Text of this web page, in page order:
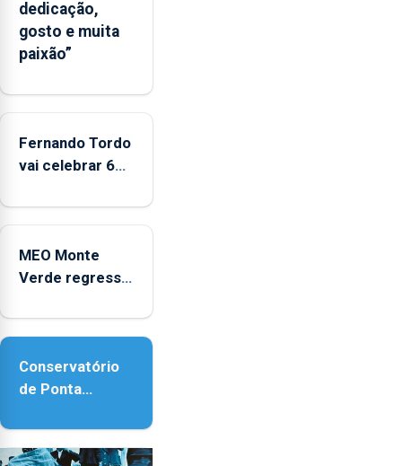
da
CPUE
entre
e
dedicação,
gosto e muita
paixão”
Fernando Tordo
vai celebrar 60
no Coliseu
MEO Monte
Verde regressa
acessibilidade
Conservatório
de Ponta
contar com
novos